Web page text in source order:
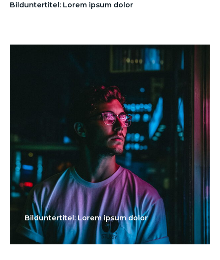
Bilduntertitel: Lorem ipsum dolor
Bilduntertitel: Lorem ipsum dolor